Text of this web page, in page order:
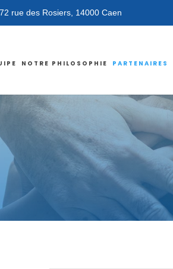
14000 Caen
NOTRE PHILOSOPHIE PARTENAIRES